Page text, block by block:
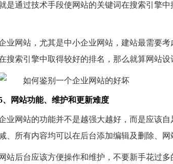
是通过技术手段使网站的关键词在搜索引擎
业网站，尤其是中小企业网站，建站最需要
搜索引擎中取得较好的排名，那么就算网站
、网站功能、维护和更新难度
业网站的功能并不是越强大越好，而是应该
、所有内容均可以在后台添加编辑及删除、
网站后台应该方便操作和维护，不要新手花过